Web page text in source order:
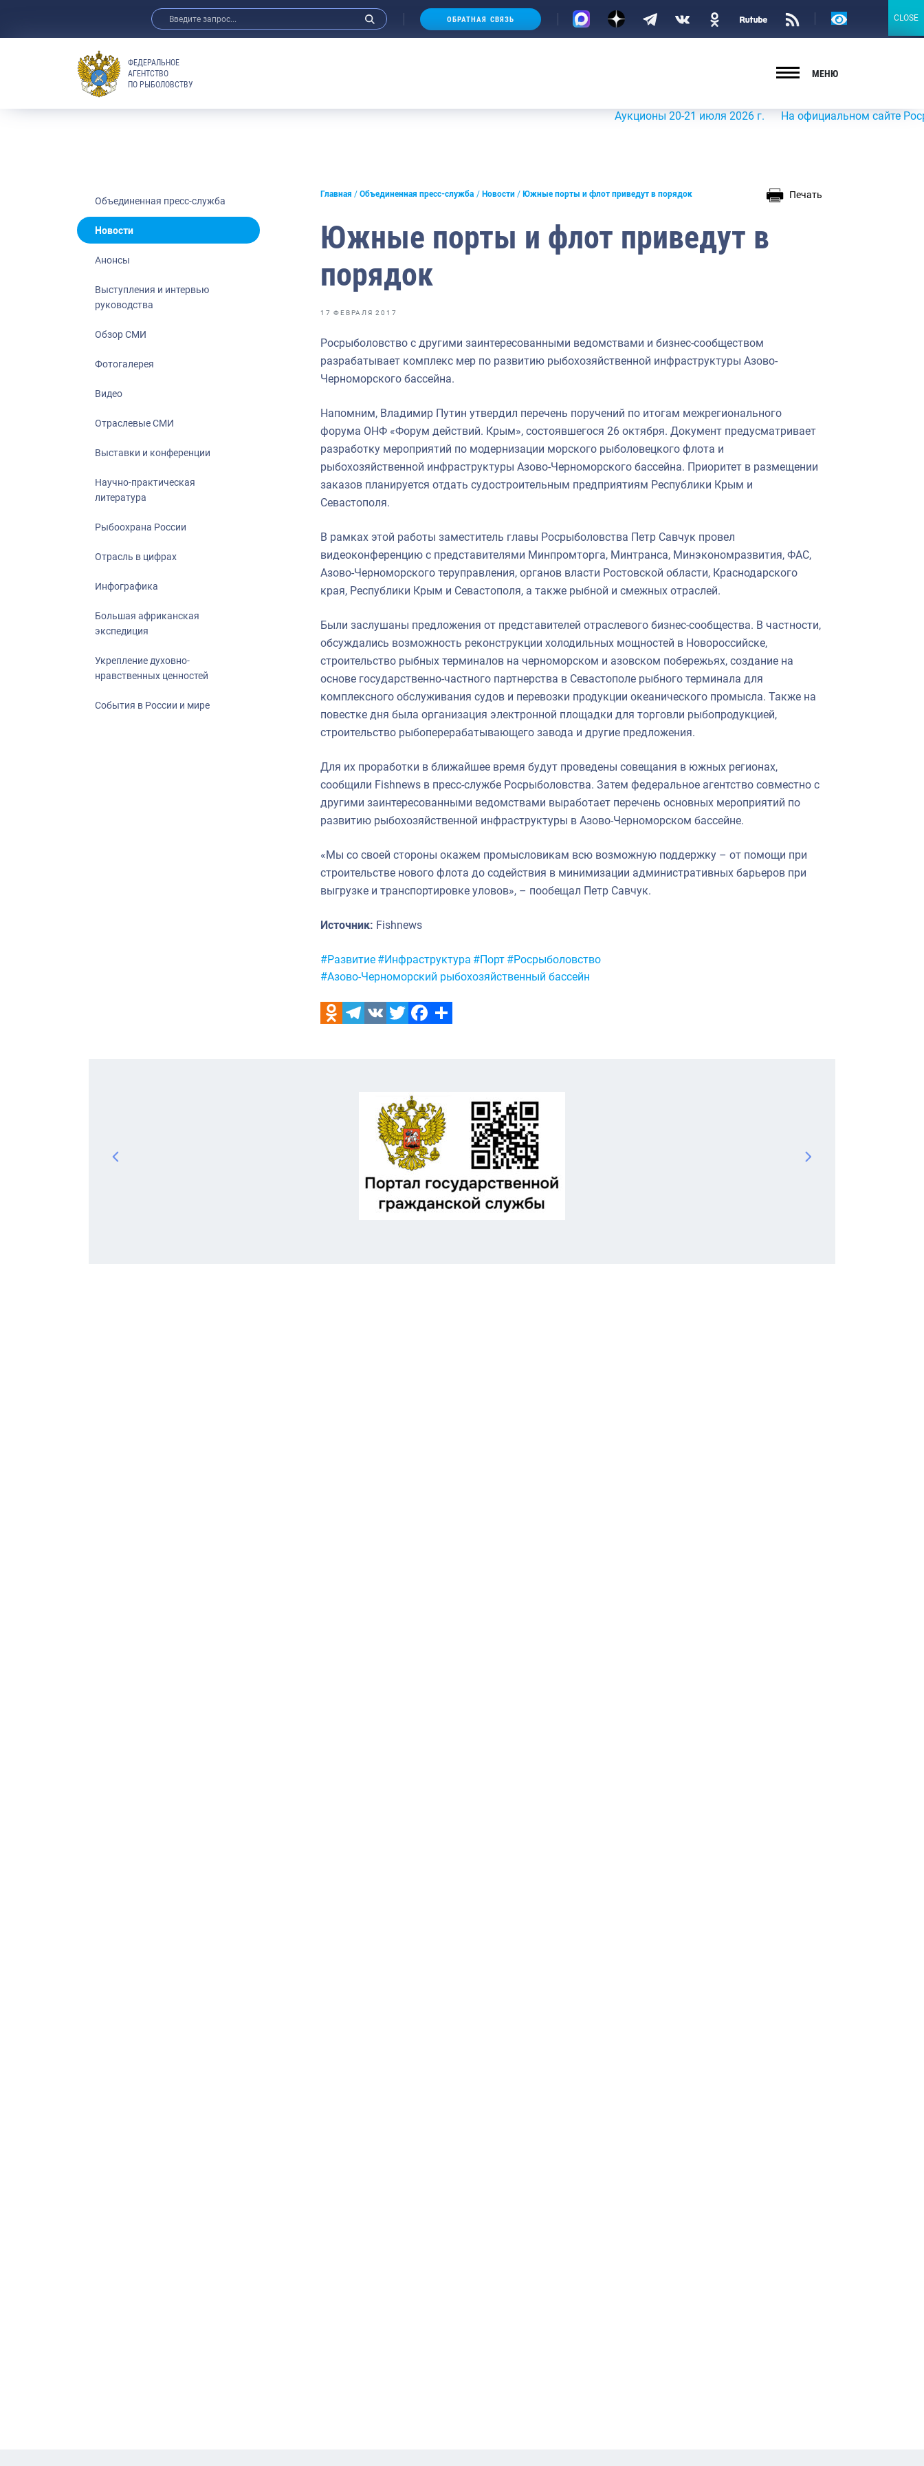
Анонсы
Отраслевые СМИ
Выставки и конференции
Рыбоохрана России
Отрасль в цифрах
Укрепление духовно-нравственных
События в России и мире
ОБРАТНАЯ СВЯЗЬ
Версия
ФЕДЕРАЛЬНОЕ
АГЕНТСТВО
ПО РЫБОЛОВСТВУ
МЕНЮ
Аукционы 20-21 июля 2026 г. На официальном сайте
Объединенная пресс-служба
Новости
Анонсы
Выступления и интервью
руководства
Обзор СМИ
Фотогалерея
Видео
Отраслевые СМИ
Выставки и конференции
Научно-практическая
литература
Рыбоохрана России
Отрасль в цифрах
Инфографика
Большая африканская
экспедиция
Укрепление духовно-
нравственных ценностей
События в России и мире
Главная Объединенная пресс-служба Новости Южные порты и флот приведут в порядок Печать
Южные порты и флот приведут в
порядок
17 ФЕВРАЛЯ 2017
Росрыболовство с другими заинтересованными ведомствами и бизнес-сообществом
разрабатывает комплекс мер по развитию рыбохозяйственной инфраструктуры Азово-
Черноморского бассейна.
Напомним, Владимир Путин утвердил перечень поручений по итогам межрегионального
форума ОНФ «Форум действий. Крым», состоявшегося 26 октября. Документ предусматривает
разработку мероприятий по модернизации морского рыболовецкого флота и
рыбохозяйственной инфраструктуры Азово-Черноморского бассейна. Приоритет в размещении
заказов планируется отдать судостроительным предприятиям Республики Крым и
Севастополя.
В рамках этой работы заместитель главы Росрыболовства Петр Савчук провел
видеоконференцию с представителями Минпромторга, Минтранса, Минэкономразвития, ФАС,
Азово-Черноморского теруправления, органов власти Ростовской области, Краснодарского
края, Республики Крым и Севастополя, а также рыбной и смежных отраслей.
Были заслушаны предложения от представителей отраслевого бизнес-сообщества. В частности,
обсуждались возможность реконструкции холодильных мощностей в Новороссийске,
строительство рыбных терминалов на черноморском и азовском побережьях, создание на
основе государственно-частного партнерства в Севастополе рыбного терминала для
комплексного обслуживания судов и перевозки продукции океанического промысла. Также на
повестке дня была организация электронной площадки для торговли рыбопродукцией,
строительство рыбоперерабатывающего завода и другие предложения.
Для их проработки в ближайшее время будут проведены совещания в южных регионах,
сообщили Fishnews в пресс-службе Росрыболовства. Затем федеральное агентство совместно с
другими заинтересованными ведомствами выработает перечень основных мероприятий по
развитию рыбохозяйственной инфраструктуры в Азово-Черноморском бассейне.
«Мы со своей стороны окажем промысловикам всю возможную поддержку – от помощи при
строительстве нового флота до содействия в минимизации административных барьеров при
выгрузке и транспортировке уловов», – пообещал Петр Савчук.
Источник: Fishnews
Метки:
#Развитие #Инфраструктура #Порт #Росрыболовство
#Азово-Черноморский рыбохозяйственный бассейн
CLOSE
CLOSE